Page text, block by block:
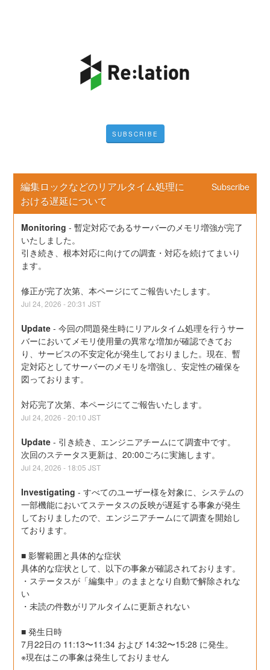
SUBSCRIBE
編集ロックなどのリアルタイム処理に
おける遅延について
Subscribe
Monitoring -暫定対応であるサーバーのメモリ増強が完了
いたしました。
引き続き、根本対応に向けての調査・対応を続けてまいり
ます。
修正が完了次第、本ページにてご報告いたします。
Jul24 ,2026 -20:31 JST
Update -今回の問題発生時にリアルタイム処理を行うサー
バーにおいてメモリ使用量の異常な増加が確認できてお
り、サービスの不安定化が発生しておりました。現在、暫
定対応としてサーバーのメモリを増強し、安定性の確保を
図っております。
対応完了次第、本ページにてご報告いたします。
Jul24 ,2026 -20:10 JST
Update - 引き続き、エンジニアチームにて調査中です。
次回のステータス更新は、20:00ごろに実施します。
Jul24 ,2026 - 18:05 JST
Investigating -すべてのユーザー様を対象に、システムの
一部機能においてステータスの反映が遅延する事象が発生
しておりましたので、エンジニアチームにて調査を開始し
ております。
■ 影響範囲と具体的な症状
具体的な症状として、以下の事象が確認されております。
・ステータスが「編集中」のままとなり自動で解除されな
い
・未読の件数がリアルタイムに更新されない
■ 発生日時
7月22日の 11:13〜11:34 および 14:32〜15:28 に発生。
※現在はこの事象は発生しておりません